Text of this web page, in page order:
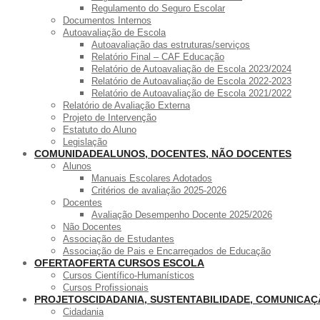
Regulamento do Seguro Escolar
Documentos Internos
Autoavaliação de Escola
Autoavaliação das estruturas/serviços
Relatório Final – CAF Educação
Relatório de Autoavaliação de Escola 2023/2024
Relatório de Autoavaliação de Escola 2022-2023
Relatório de Autoavaliação de Escola 2021/2022
Relatório de Avaliação Externa
Projeto de Intervenção
Estatuto do Aluno
Legislação
COMUNIDADEALUNOS, DOCENTES, NÃO DOCENTES
Alunos
Manuais Escolares Adotados
Critérios de avaliação 2025-2026
Docentes
Avaliação Desempenho Docente 2025/2026
Não Docentes
Associação de Estudantes
Associação de Pais e Encarregados de Educação
OFERTAOFERTA CURSOS ESCOLA
Cursos Científico-Humanísticos
Cursos Profissionais
PROJETOSCIDADANIA, SUSTENTABILIDADE,
Cidadania